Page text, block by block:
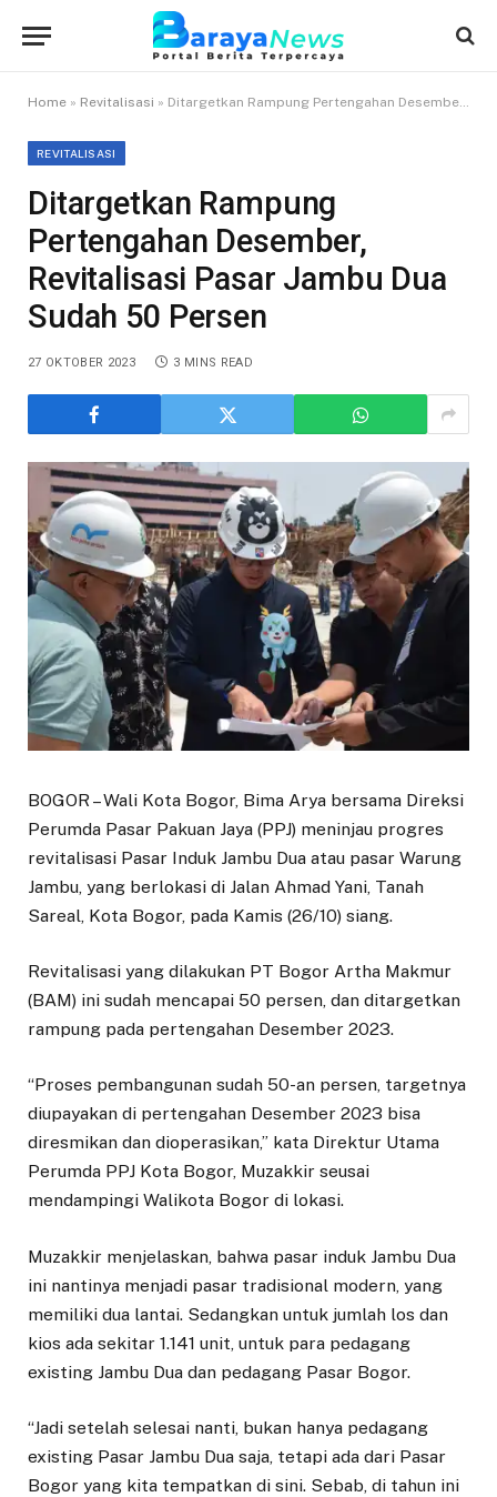
Home » Revitalisasi » Ditargetkan Rampung Pertengahan Desember, Revitalisasi Pasar Jambu Dua Sudah 50 Persen
REVITALISASI
Ditargetkan Rampung
Pertengahan Desember,
Revitalisasi Pasar Jambu Dua
Sudah 50 Persen
27 OKTOBER 2023 3 MINS READ
BOGOR – Wali Kota Bogor, Bima Arya bersama Direksi
Perumda Pasar Pakuan Jaya (PPJ) meninjau progres
revitalisasi Pasar Induk Jambu Dua atau pasar Warung
Jambu, yang berlokasi di Jalan Ahmad Yani, Tanah
Sareal, Kota Bogor, pada Kamis (26/10) siang.
Revitalisasi yang dilakukan PT Bogor Artha Makmur
(BAM) ini sudah mencapai 50 persen, dan ditargetkan
rampung pada pertengahan Desember 2023.
“Proses pembangunan sudah 50-an persen, targetnya
diupayakan di pertengahan Desember 2023 bisa
diresmikan dan dioperasikan,” kata Direktur Utama
Perumda PPJ Kota Bogor, Muzakkir seusai
mendampingi Walikota Bogor di lokasi.
Muzakkir menjelaskan, bahwa pasar induk Jambu Dua
ini nantinya menjadi pasar tradisional modern, yang
memiliki dua lantai. Sedangkan untuk jumlah los dan
kios ada sekitar 1.141 unit, untuk para pedagang
existing Jambu Dua dan pedagang Pasar Bogor.
“Jadi setelah selesai nanti, bukan hanya pedagang
existing Pasar Jambu Dua saja, tetapi ada dari Pasar
Bogor yang kita tempatkan di sini. Sebab, di tahun ini